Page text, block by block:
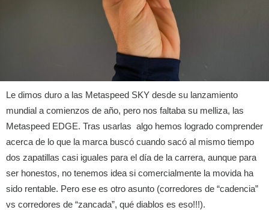
Le dimos duro a las Metaspeed SKY desde su lanzamiento
mundial a comienzos de año, pero nos faltaba su melliza, las
Metaspeed EDGE. Tras usarlas algo hemos logrado comprender
acerca de lo que la marca buscó cuando sacó al mismo tiempo
dos zapatillas casi iguales para el día de la carrera, aunque para
ser honestos, no tenemos idea si comercialmente la movida ha
sido rentable. Pero ese es otro asunto (corredores de “cadencia”
vs corredores de “zancada”, qué diablos es eso!!!).